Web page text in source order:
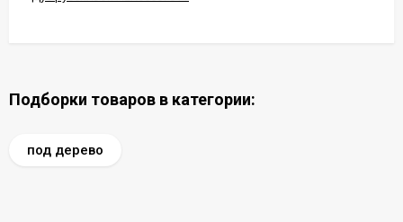
Подборки товаров в категории:
под дерево